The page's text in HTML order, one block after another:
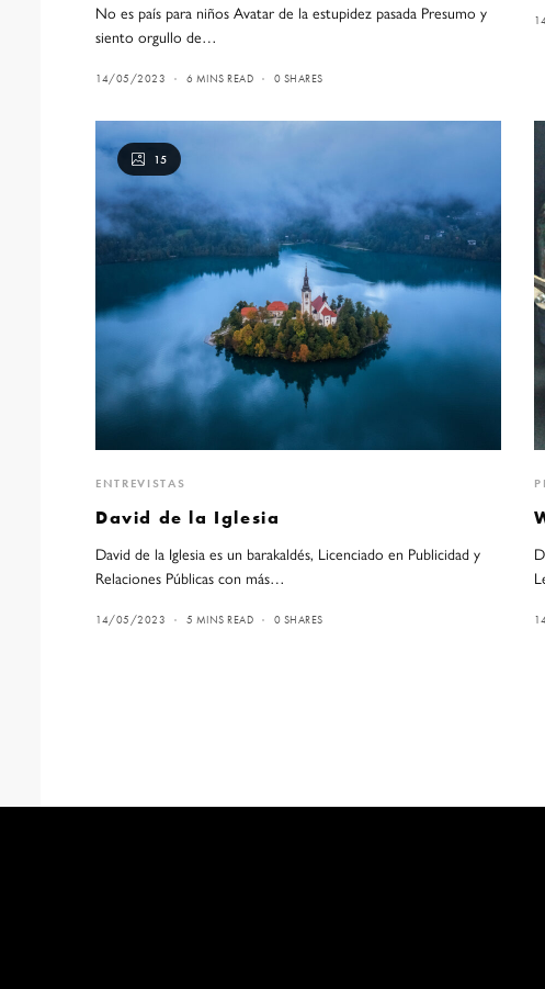
No es país para niños Avatar de la estupidez pasada Presumo y
siento orgullo de…
14/05/2023 6 MINS READ 0 SHARES
15
ENTREVISTAS
David de la Iglesia
David de la Iglesia es un barakaldés, Licenciado en Publicidad y
Relaciones Públicas con más…
14/05/2023 5 MINS READ 0 SHARES